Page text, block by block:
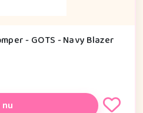
- GOTS - Navy Blazer